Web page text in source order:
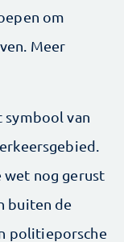
om
Meer
symbool van
wet nog gerust
buiten de
politieporsche